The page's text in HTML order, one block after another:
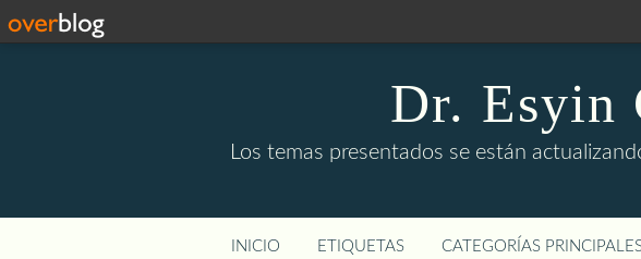
Dr. Esyin
Los temas presentados se están
INICIO ETIQUETAS CATEGORÍAS